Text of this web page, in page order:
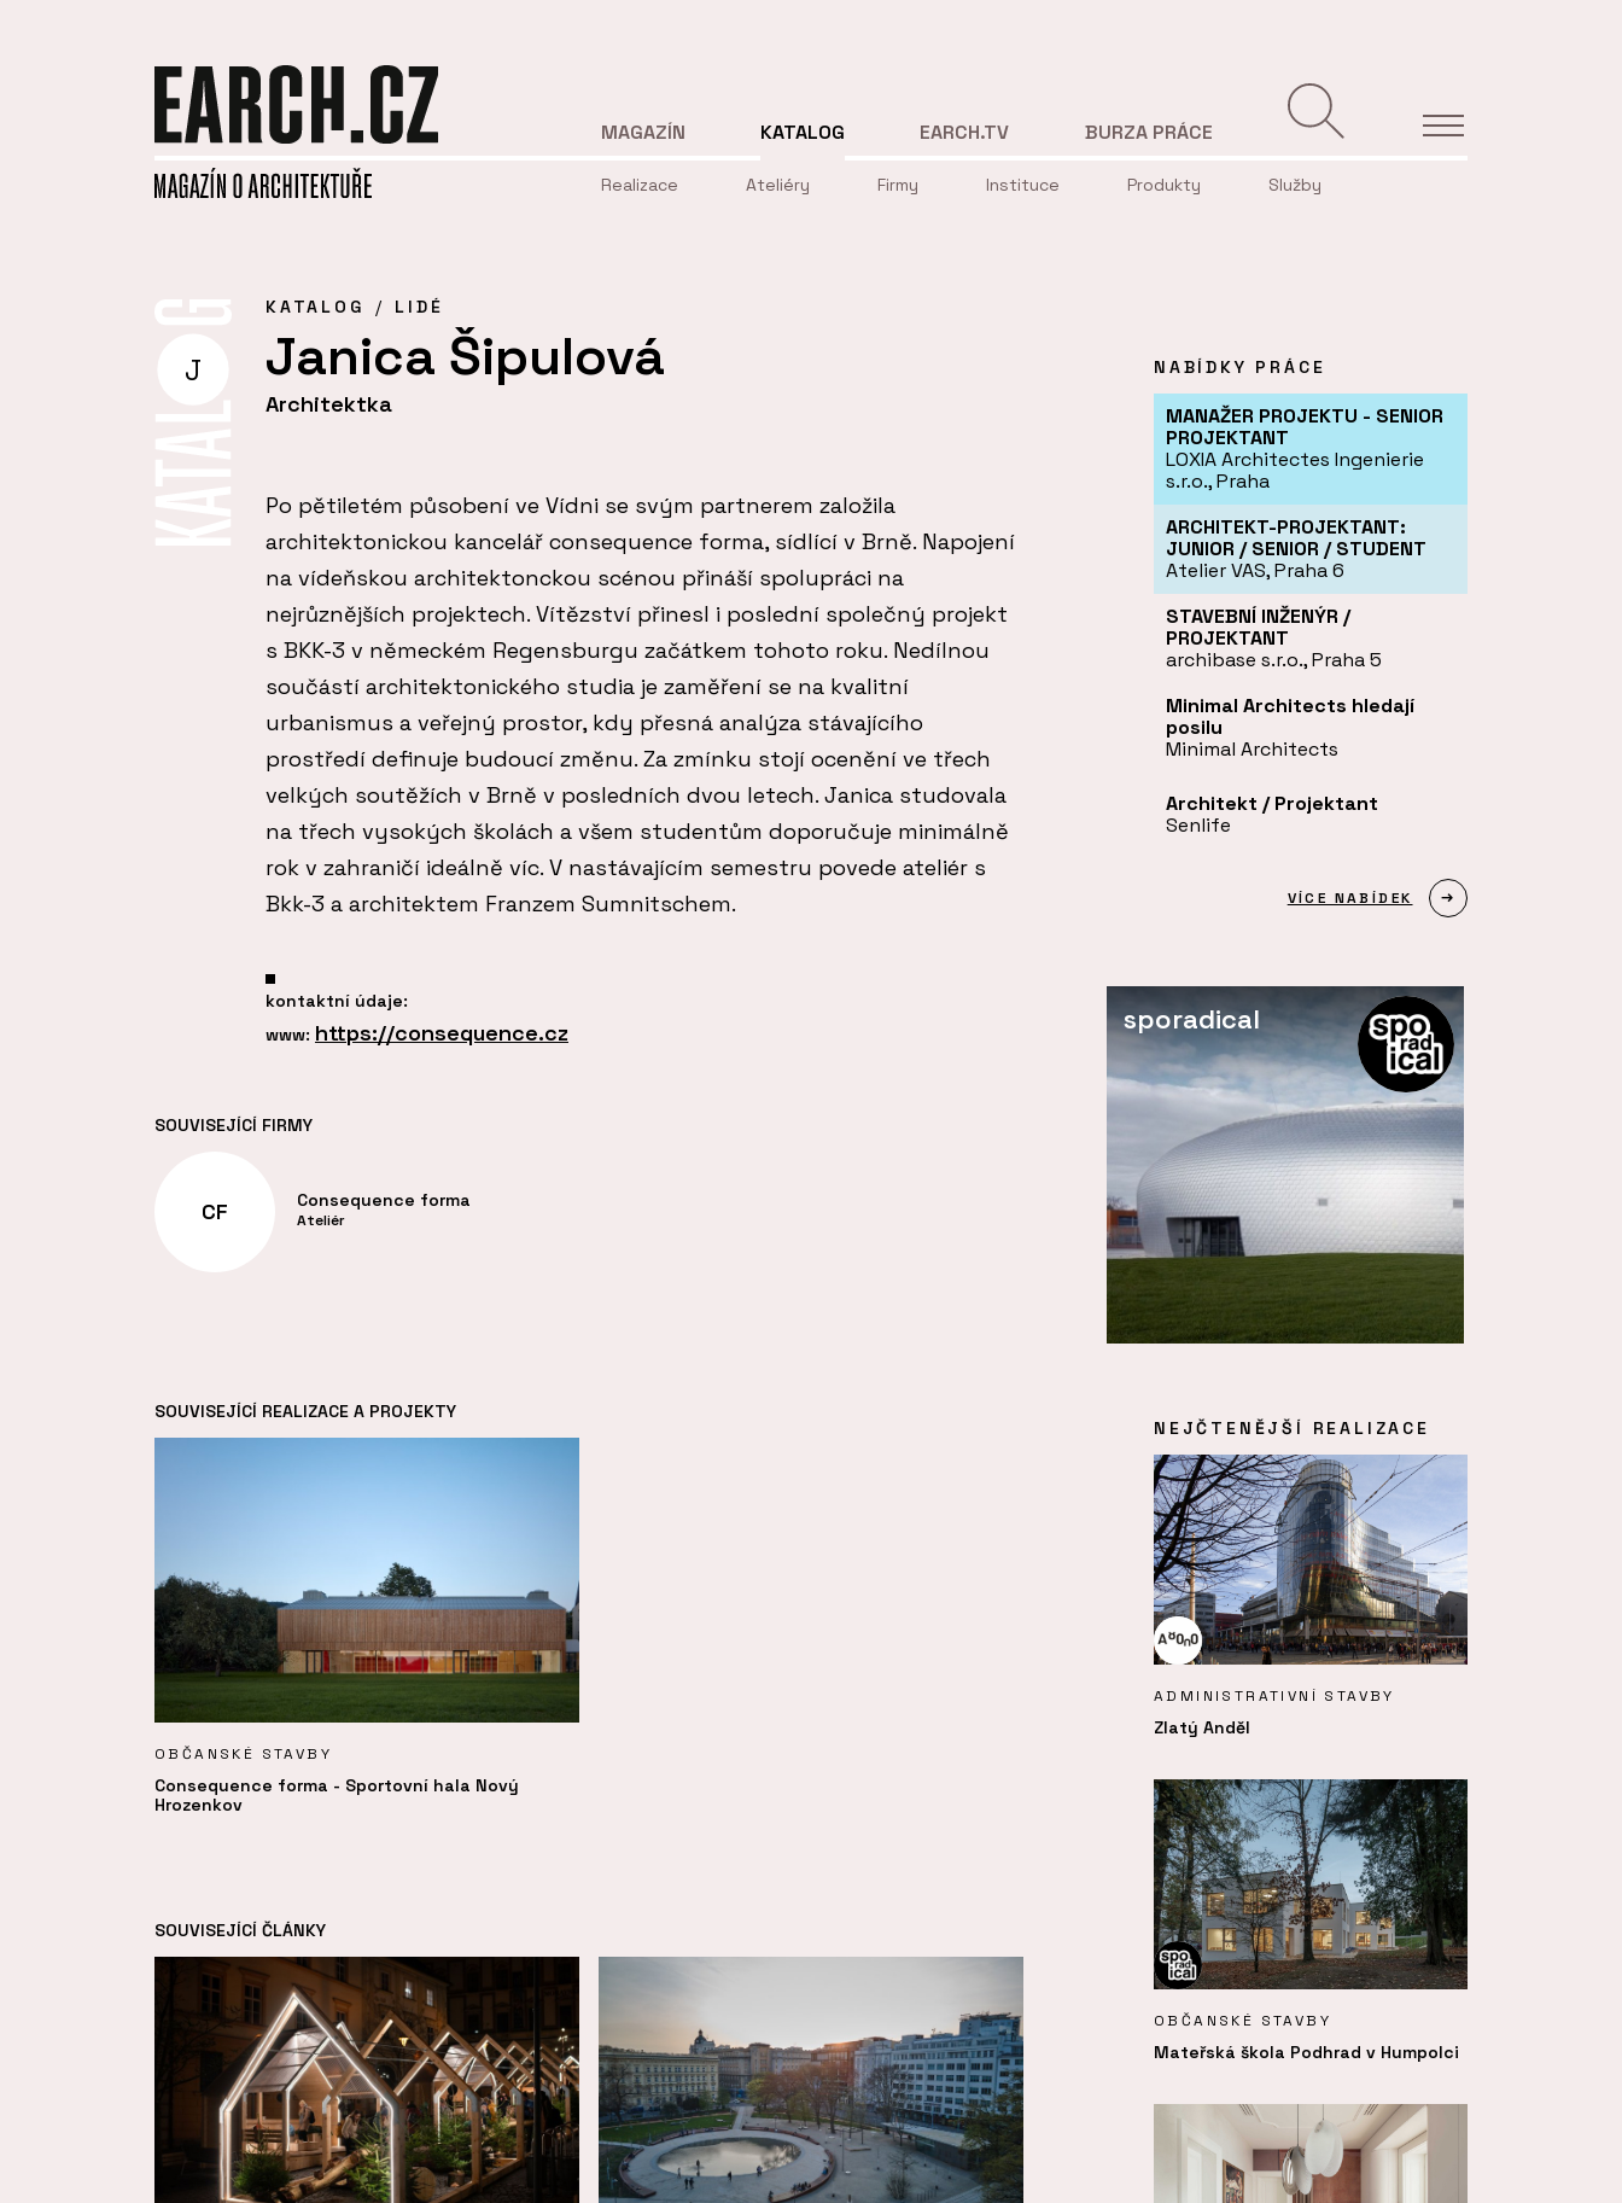
MAGAZÍN KATALOG
Realizace Ateliéry Firmy Instituce Produkty Služby
EARCH.TV BURZA PRÁCE
J
KATALOG LIDÉ
Janica Šipulová
Architektka
Po pětiletém působení ve Vídni se svým partnerem založila
architektonickou kancelář consequence forma, sídlící v Brně. Napojení
na vídeňskou architektonckou scénou přináší spolupráci na
nejrůznějších projektech. Vítězství přinesl i poslední společný projekt
s BKK-3 v německém Regensburgu začátkem tohoto roku. Nedílnou
součástí architektonického studia je zaměření se na kvalitní
urbanismus a veřejný prostor, kdy přesná analýza stávajícího
prostředí definuje budoucí změnu. Za zmínku stojí ocenění ve třech
velkých soutěžích v Brně v posledních dvou letech. Janica studovala
na třech vysokých školách a všem studentům doporučuje minimálně
rok v zahraničí ideálně víc. V nastávajícím semestru povede ateliér s
Bkk-3 a architektem Franzem Sumnitschem.
kontaktní údaje:
www: https://consequence.cz
SOUVISEJÍCÍ FIRMY
CF Consequence forma
Ateliér
SOUVISEJÍCÍ REALIZACE A PROJEKTY
OBČANSKÉ STAVBY
Consequence forma - Sportovní hala Nový
Hrozenkov
SOUVISEJÍCÍ ČLÁNKY
NABÍDKY PRÁCE
MANAŽER PROJEKTU - SENIOR
PROJEKTANT
LOXIA Architectes Ingenierie
s.r.o., Praha
ARCHITEKT-PROJEKTANT:
JUNIOR / SENIOR / STUDENT
Atelier VAS, Praha 6
STAVEBNÍ INŽENÝR /
PROJEKTANT
archibase s.r.o., Praha 5
Minimal Architects hledají
posilu
Minimal Architects
Architekt / Projektant
Senlife
VÍCE NABÍDEK
sporadical
NEJČTENĚJŠÍ REALIZACE
ADMINISTRATIVNÍ STAVBY
Zlatý Anděl
OBČANSKÉ STAVBY
Mateřská škola Podhrad v Humpolci